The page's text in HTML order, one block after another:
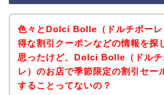
色々とDolci Bolle（ドルチボーレ
得な割引クーポンなどの情報を探
思ったけど、Dolci Bolle（ドルチ
レ）のお店で季節限定の割引セー
することってないの？